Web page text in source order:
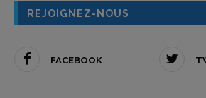
REJOIGNEZ-NOUS
FACEBOOK